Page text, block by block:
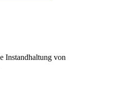
Instandhaltung von